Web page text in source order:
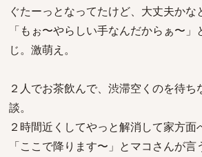
ぐたーっとなってたけど、大丈夫かな
「もぉ〜やらしい手なんだからぁ〜
じ。激萌え。
２人でお茶飲んで、渋滞空くのを待ち
談。
２時間近くしてやっと解消して家方面
「ここで降ります〜」とマコさんが